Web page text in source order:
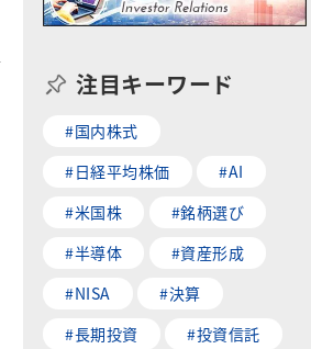
注目キーワード
#国内株式
#日経平均株価
#AI
#米国株
#銘柄選び
#半導体
#資産形成
#NISA
#決算
#長期投資
#投資信託